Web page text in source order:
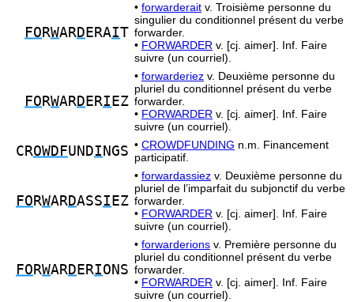
FO RWARD ERAIT
• forwarderait v. Troisième personne du
singulier du conditionnel présent du verbe
forwarder.
• FORWARDER v. [cj. aimer]. Inf. Faire
suivre (un courriel).
FO RWARD ERI EZ
• forwarderiez v. Deuxième personne du
pluriel du conditionnel présent du verbe
forwarder.
• FORWARDER v. [cj. aimer]. Inf. Faire
suivre (un courriel).
CROWDFUNDI NGS • CROWDFUNDING n.m. Financement
participatif.
FO RWARDASSI EZ
• forwardassiez v. Deuxième personne du
pluriel de l’imparfait du subjonctif du verbe
forwarder.
• FORWARDER v. [cj. aimer]. Inf. Faire
suivre (un courriel).
FO RWARD ERIONS
• forwarderions v. Première personne du
pluriel du conditionnel présent du verbe
forwarder.
• FORWARDER v. [cj. aimer]. Inf. Faire
suivre (un courriel).